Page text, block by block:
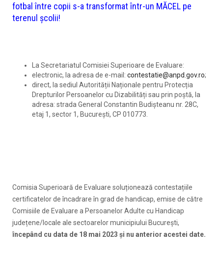
fotbal între copii s-a transformat într-un MĂCEL pe
terenul școlii!
La Secretariatul Comisiei Superioare de Evaluare:
electronic, la adresa de e-mail: contestatie@anpd.gov.ro;
direct, la sediul Autorității Naționale pentru Protecția
Drepturilor Persoanelor cu Dizabilități sau prin poștă, la
adresa: strada General Constantin Budișteanu nr. 28C,
etaj 1, sector 1, București, CP 010773.
Comisia Superioară de Evaluare soluționează contestațiile
certificatelor de încadrare în grad de handicap, emise de către
Comisiile de Evaluare a Persoanelor Adulte cu Handicap
județene/locale ale sectoarelor municipiului București,
începând cu data de 18 mai 2023 și nu anterior acestei date.